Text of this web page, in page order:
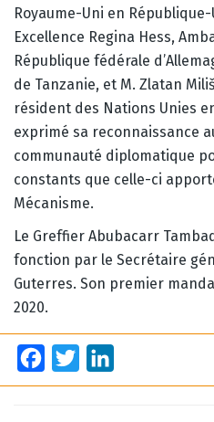
Royaume-Uni en
Excellence Regina Hess,
République fédérale
de Tanzanie, et M. Zlatan
résident des Nations Unies
exprimé sa reconnaissance
communauté diplomatique
constants que celle-ci
Mécanisme.
Le Greffier Abubacarr
fonction par le Secrétaire
Guterres. Son premier
2020.
Facebook
Twitter